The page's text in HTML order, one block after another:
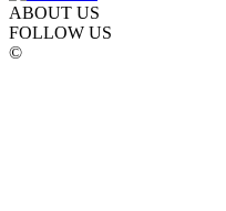
ABOUT US
FOLLOW US
©